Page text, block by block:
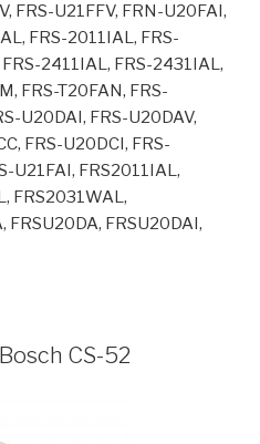
FRS-U21FFV, FRN-U20FAI,
FRS-2011IAL, FRS-
2411IAL, FRS-2431IAL,
FRS-T20FAN, FRS-
U20DAI, FRS-U20DAV,
FRS-U20DCI, FRS-
U21FAI, FRS2011IAL,
FRS2031WAL,
FRSU20DA, FRSU20DAI,
CS-52